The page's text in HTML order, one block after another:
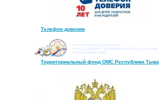
Телефон доверия
Территориальный фонд ОМС Республики Тыва